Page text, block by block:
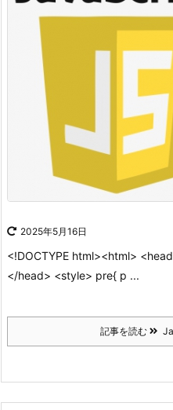
2025年5月16日
<!DOCTYPE html><html>
</head> <style> pre{ p ...
記事を読む